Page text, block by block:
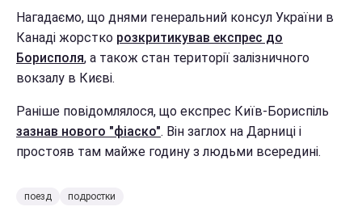
Нагадаємо, що днями генеральний консул України в
Канаді жорстко розкритикував експрес до
Борисполя, а також стан території залізничного
вокзалу в Києві.
Раніше повідомлялося, що експрес Київ-Бориспіль
зазнав нового "фіаско". Він заглох на Дарниці і
простояв там майже годину з людьми всередині.
поезд подростки